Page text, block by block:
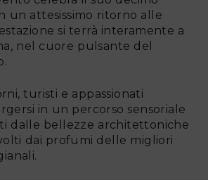
un attesissimo ritorno alle
si terrà interamente a
nel cuore pulsante del
turisti e appassionati
in un percorso sensoriale
dalle bellezze architettoniche
dai profumi delle migliori